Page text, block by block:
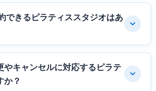
できるピラティススタジオはあ
やキャンセルに対応するピラテ
か？